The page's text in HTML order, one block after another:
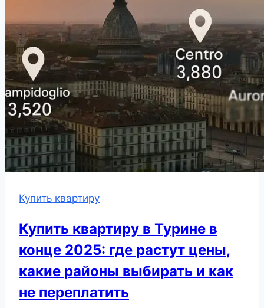
Купить квартиру
Купить квартиру в Турине в
конце 2025: где растут цены,
какие районы выбирать и как
не переплатить